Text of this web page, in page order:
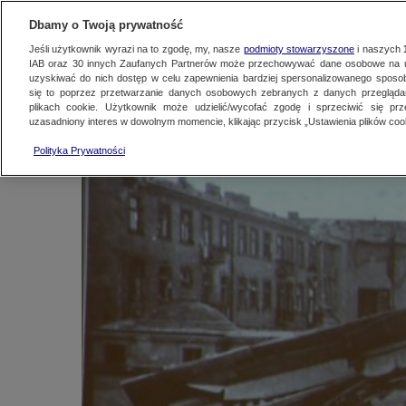
NAJNOWSZE
16 maja 1943 roku.
TVN24
Dbamy o Twoją prywatność
Jeśli użytkownik wyrazi na to zgodę, my, nasze podmioty stowarzyszonei naszych
IAB oraz 30innych Zaufanych Partnerów może przechowywać dane osobowe na
uzyskiwać do nich dostęp w celu zapewnienia bardziej spersonalizowanego
się to poprzez przetwarzanie danych osobowych zebranych z danych
plikach cookie. Użytkownik może udzielić/wycofać zgodę i sprzeciwić się
uzasadniony interes w dowolnym momencie, klikając przycisk „Ustawienia plików
Polityka Prywatności